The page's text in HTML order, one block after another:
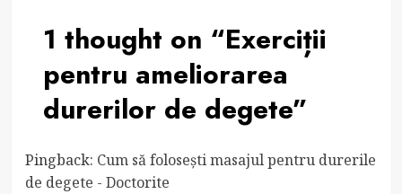
1 thought on “Exerciții
pentru ameliorarea
durerilor de degete”
Pingback: Cum să folosești masajul pentru durerile
de degete - Doctorite